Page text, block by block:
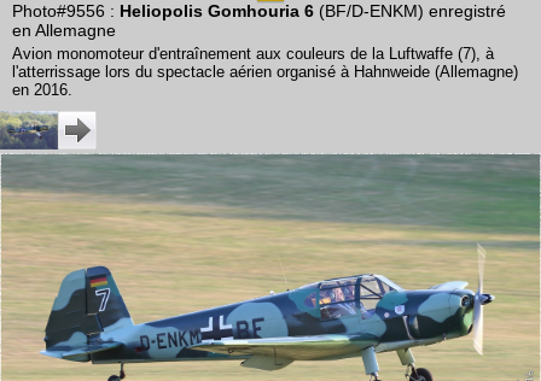
Photo#9556 : Heliopolis Gomhouria 6 (BF/D-ENKM) enregistré
en Allemagne
Avion monomoteur d'entraînement aux couleurs de la Luftwaffe (7), à
l'atterrissage lors du spectacle aérien organisé à Hahnweide (Allemagne)
en 2016.